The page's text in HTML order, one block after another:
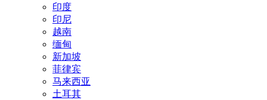
印度
印尼
越南
缅甸
新加坡
菲律宾
马来西亚
土耳其